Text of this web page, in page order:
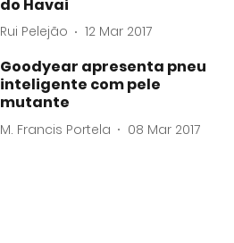
do Havai
Rui Pelejão 12 Mar 2017
Goodyear apresenta pneu
inteligente com pele
mutante
M. Francis Portela 08 Mar 2017